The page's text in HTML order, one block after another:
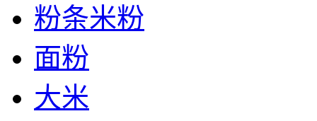
粉条米粉
面粉
大米